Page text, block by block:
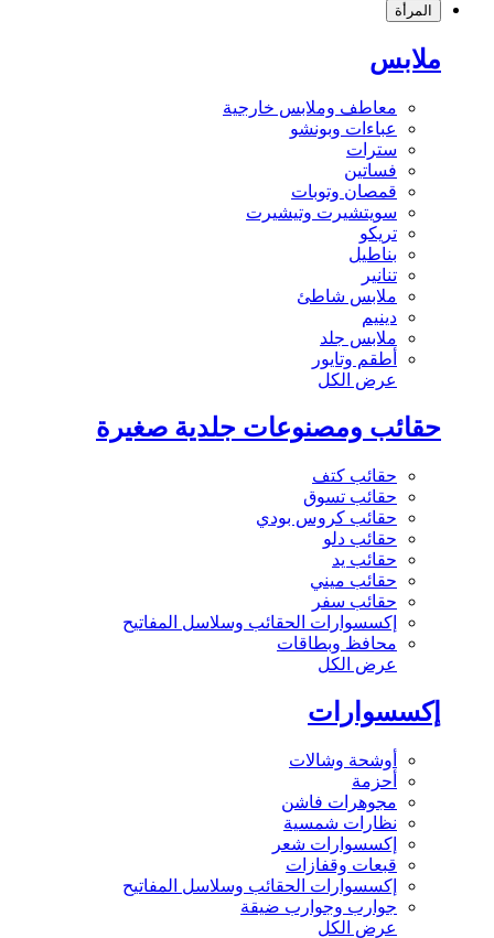
المرأة
ملابس
معاطف وملابس خارجية
عباءات وبونشو
سترات
فساتين
قمصان وتوبات
سويتشيرت وتيشيرت
تريكو
بناطيل
تنانير
ملابس شاطئ
دينيم
ملابس جلد
أطقم وتايور
عرض الكل
حقائب ومصنوعات جلدية صغيرة
حقائب كتف
حقائب تسوق
حقائب كروس بودي
حقائب دلو
حقائب يد
حقائب ميني
حقائب سفر
إكسسوارات الحقائب وسلاسل المفاتيح
محافظ وبطاقات
عرض الكل
إكسسوارات
أوشحة وشالات
أحزمة
مجوهرات فاشن
نظارات شمسية
إكسسوارات شعر
قبعات وقفازات
إكسسوارات الحقائب وسلاسل المفاتيح
جوارب وجوارب ضيقة
عرض الكل